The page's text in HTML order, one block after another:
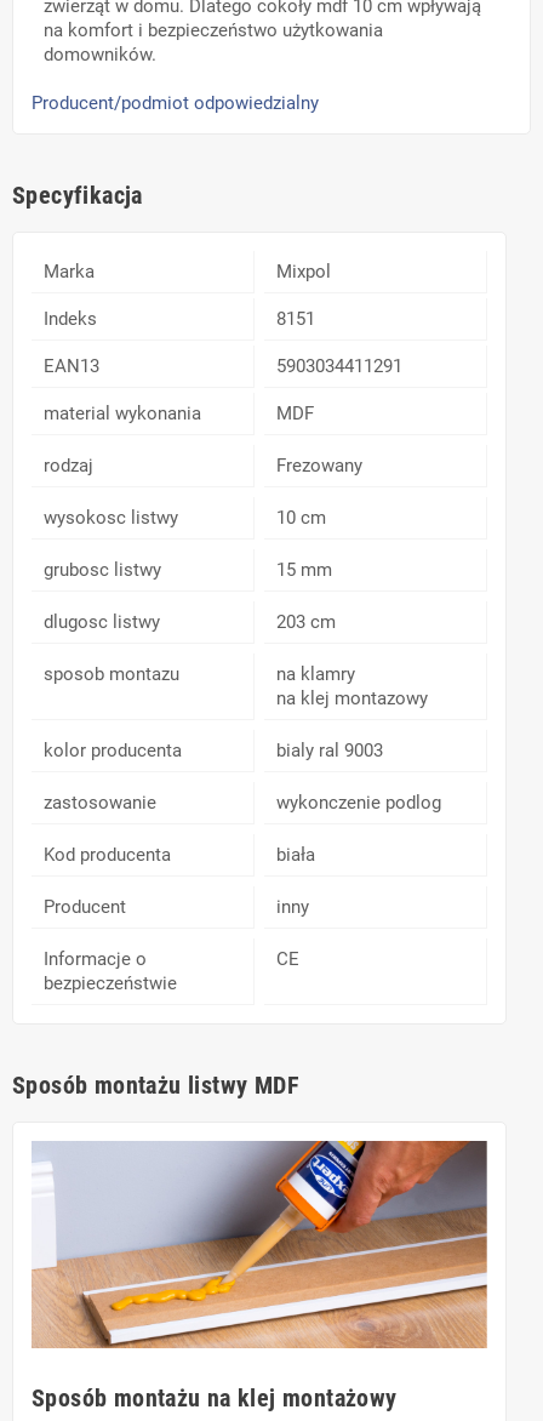
zwierząt w domu. Dlatego cokoły mdf 10 cm wpływają
na komfort i bezpieczeństwo użytkowania
domowników.
Producent/podmiot odpowiedzialny
Specyfikacja
Marka Mixpol
Indeks 8151
EAN13 5903034411291
material wykonania MDF
rodzaj Frezowany
wysokosc listwy 10 cm
grubosc listwy 15 mm
dlugosc listwy 203 cm
sposob montazu
na klamry
na klej montazowy
kolor producenta bialy ral 9003
zastosowanie wykonczenie podlog
Kod producenta biała
Producent inny
Informacje o
bezpieczeństwie
CE
Sposób montażu listwy MDF
Sposób montażu na klej montażowy